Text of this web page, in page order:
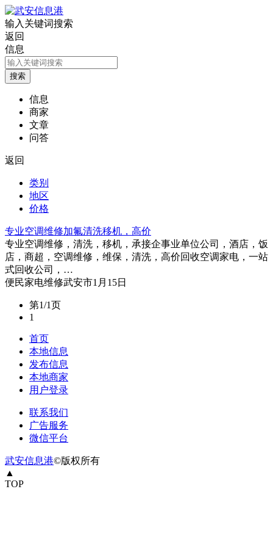
输入关键词搜索
返回
信息
信息
商家
文章
问答
返回
类别
地区
价格
专业空调维修加氟清洗移机，高价
专业空调维修，清洗，移机，承接企事业单位公司，酒店，饭
店，商超，空调维修，维保，清洗，高价回收空调家电，一站
式回收公司，…
便民家电维修武安市1月15日
第1/1页
1
首页
本地信息
发布信息
本地商家
用户登录
联系我们
广告服务
微信平台
武安信息港©版权所有
▲
TOP